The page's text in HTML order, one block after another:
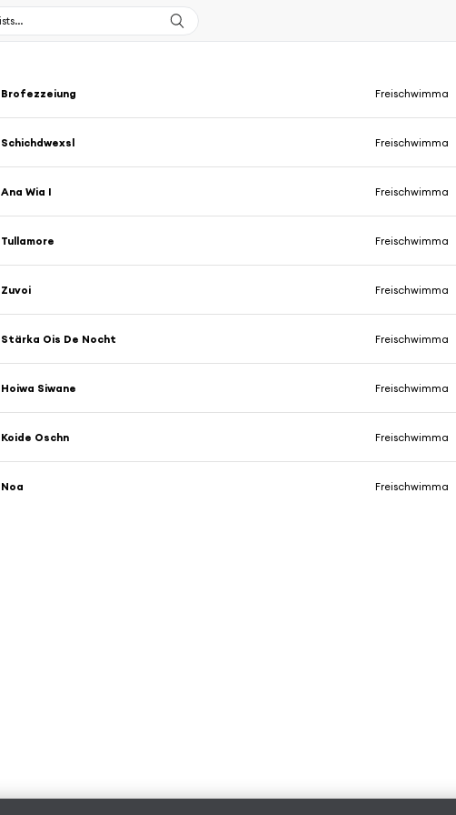
Brofezzeiung Freischwimma
Schichdwexsl Freischwimma
Ana Wia I Freischwimma
Tullamore Freischwimma
Zuvoi Freischwimma
Stärka Ois De Nocht Freischwimma
Hoiwa Siwane Freischwimma
Koide Oschn Freischwimma
Noa Freischwimma